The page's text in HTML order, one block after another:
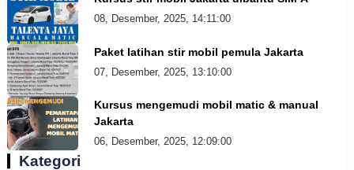
08, Desember, 2025, 14:11:00
Paket latihan stir mobil pemula Jakarta
07, Desember, 2025, 13:10:00
Kursus mengemudi mobil matic & manual
Jakarta
06, Desember, 2025, 12:09:00
Kategori